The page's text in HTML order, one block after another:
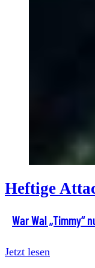
Heftige
War Wal „Timmy“
Jetzt lesen